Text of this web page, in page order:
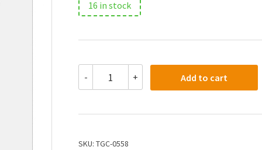
16 in stock
- + Add to cart
SKU: TGC-0558